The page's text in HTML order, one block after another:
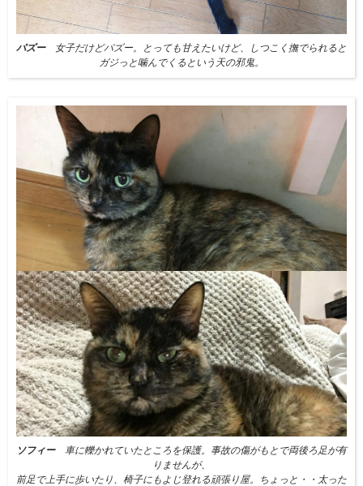
パズー女子だけどパズー。とっても甘えたいけど、しつこく撫でられると
ガジっと噛んでくるという天の邪鬼。
ソフィー車に轢かれていたところを保護。事故の傷がもとで両後ろ足が有
りませんが、
前足で上手に歩いたり、椅子にもよじ登れる頑張り屋。ちょっと・・太った